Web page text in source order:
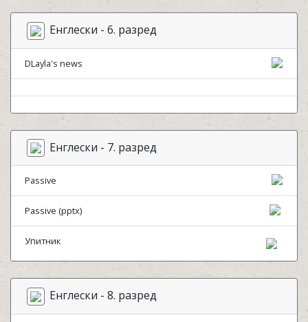
Енглески - 6. разред
DLayla's news
Енглески - 7. разред
Passive
Passive (pptx)
Упитник
Енглески - 8. разред